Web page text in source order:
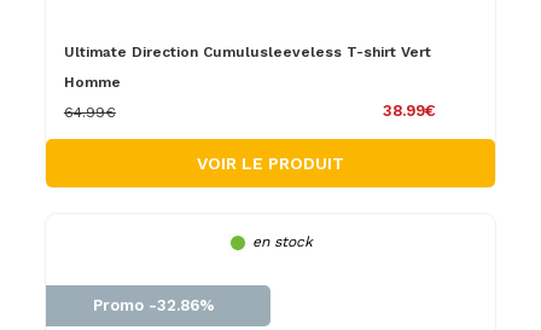
Ultimate Direction Cumulusleeveless T-shirt Vert
Homme
38.99€
64.99€
VOIR LE PRODUIT
en stock
Promo -32.86%